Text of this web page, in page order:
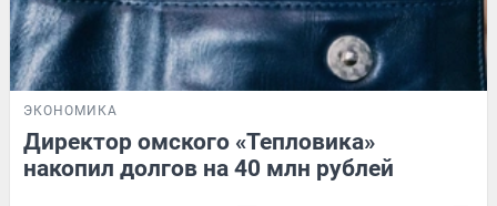
ЭКОНОМИКА
Директор омского «Тепловика»
накопил долгов на 40 млн рублей